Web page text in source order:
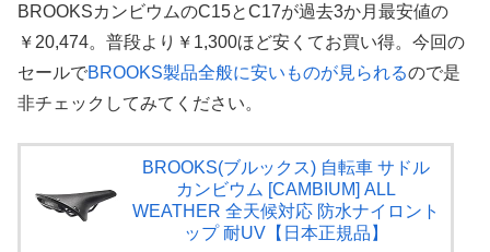
BROOKSカンビウムのC15とC17が過去3か月最安値の
￥20,474。普段より￥1,300ほど安くてお買い得。今回の
セールでBROOKS製品全般に安いものが見られるので是
非チェックしてみてください。
BROOKS(ブルックス) 自転車 サドル
カンビウム [CAMBIUM] ALL
WEATHER 全天候対応 防水ナイロント
ップ 耐UV【日本正規品】